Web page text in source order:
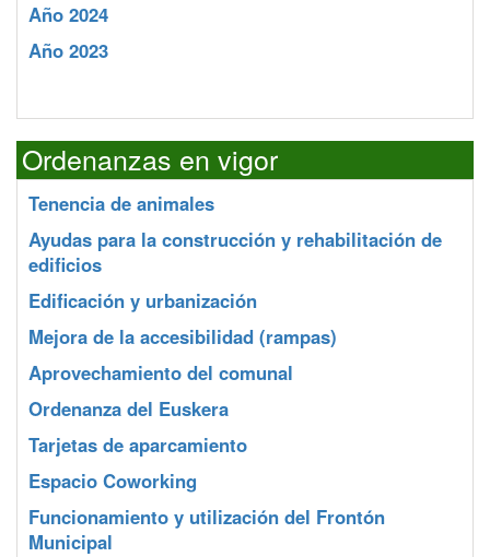
Año 2024
Año 2023
Ordenanzas en vigor
Tenencia de animales
Ayudas para la construcción y rehabilitación de
edificios
Edificación y urbanización
Mejora de la accesibilidad (rampas)
Aprovechamiento del comunal
Ordenanza del Euskera
Tarjetas de aparcamiento
Espacio Coworking
Funcionamiento y utilización del Frontón
Municipal